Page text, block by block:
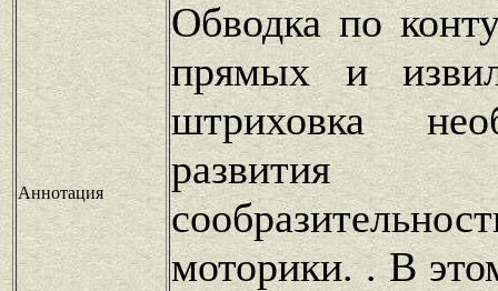
Аннотация
Обводка по
прямых и
штриховка
развития
моторики. . В